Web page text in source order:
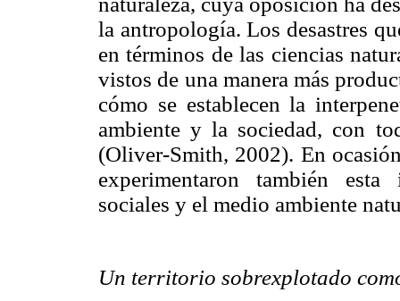
la antropología. Los desastres
en términos de las ciencias
vistos de una manera más
cómo se establecen la
ambiente y la sociedad, con
(Oliver-Smith, 2002). En
experimentaron también esta
sociales y el medio ambiente
Un territorio sobrexplotado